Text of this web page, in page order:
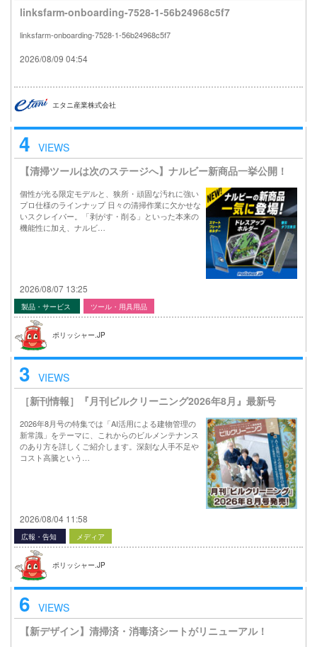
linksfarm-onboarding-7528-1-56b24968c5f7
linksfarm-onboarding-7528-1-56b24968c5f7
2026/08/09 04:54
エタニ産業株式会社
4 VIEWS
【清掃ツールは次のステージへ】ナルビー新商品一挙公開！
個性が光る限定モデルと、狭所・頑固な汚れに強い
プロ仕様のラインナップ 日々の清掃作業に欠かせな
いスクレイパー。「剥がす・削る」といった本来の
機能性に加え、ナルビ…
2026/08/07 13:25
製品・サービス ツール・用具用品
ポリッシャー.JP
3 VIEWS
［新刊情報］『月刊ビルクリーニング2026年8月』最新号
2026年8月号の特集では「AI活用による建物管理の
新常識」をテーマに、これからのビルメンテナンス
のあり方を詳しくご紹介します。深刻な人手不足や
コスト高騰という…
2026/08/04 11:58
広報・告知 メディア
ポリッシャー.JP
6 VIEWS
【新デザイン】清掃済・消毒済シートがリニューアル！